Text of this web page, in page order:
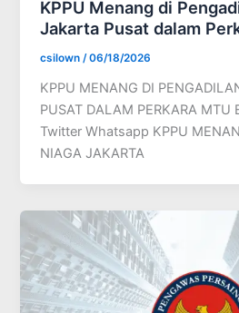
KPPU Menang di
Jakarta Pusat dalam
csilown/06/18/2026
KPPU MENANG DI
PUSAT DALAM PERKARA
Twitter Whatsapp KPPU
NIAGA JAKARTA